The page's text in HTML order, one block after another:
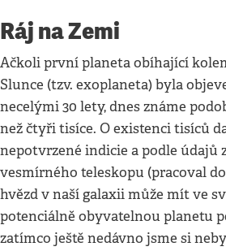
Ráj na Zemi
Ačkoli první planeta obíhající
Slunce (tzv. exoplaneta) byla
necelými 30 lety, dnes známe
než čtyři tisíce. O existenci tisíců
nepotvrzené indicie a podle údajů
vesmírného teleskopu (pracoval
hvězd v naší galaxii může mít ve
potenciálně obyvatelnou planetu
zatímco ještě nedávno jsme si